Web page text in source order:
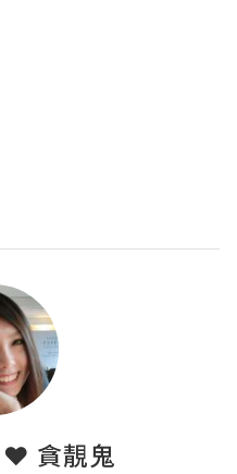
貪靚鬼